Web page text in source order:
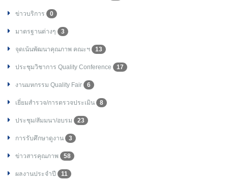
ข่าวบริการ 0
มาตรฐานต่างๆ 3
จุดเน้นพัฒนาคุณภาพ คณะฯ 13
ประชุมวิชาการ Quality Conference 17
งานมหกรรม Quality Fair 6
เยี่ยมสำรวจ/การตรวจประเมิน 8
ประชุม/สัมมนา/อบรม 23
การรับศึกษาดูงาน 3
ข่าวสารคุณภาพ 58
ผลงานประจำปี 11